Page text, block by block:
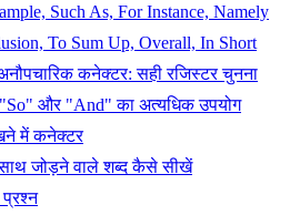
Such As, For Instance, Namely
To Sum Up, Overall, In Short
कनेक्टर: सही रजिस्टर चुनना
"So" और "And" का अत्यधिक उपयोग
में कनेक्टर
जोड़ने वाले शब्द कैसे सीखें